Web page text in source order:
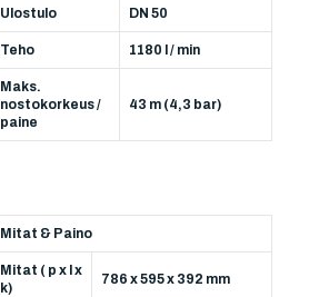
Ulostulo DN 50
Teho 1180 l / min
Maks.
nostokorkeus /
paine
43 m (4,3 bar)
Mitat & Paino
Mitat ( p x l x
k)
786 x 595 x 392 mm